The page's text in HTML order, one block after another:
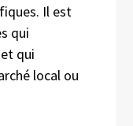
Il est
qui
qui
local ou